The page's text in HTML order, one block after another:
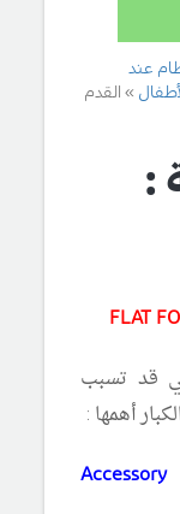
عند
القدم
:
قد تسبب
أهمها :
Accessory